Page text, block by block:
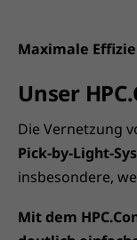
Maximale
Unser
Die Vernetzung
Pick-by-Light-
insbesondere,
Mit dem